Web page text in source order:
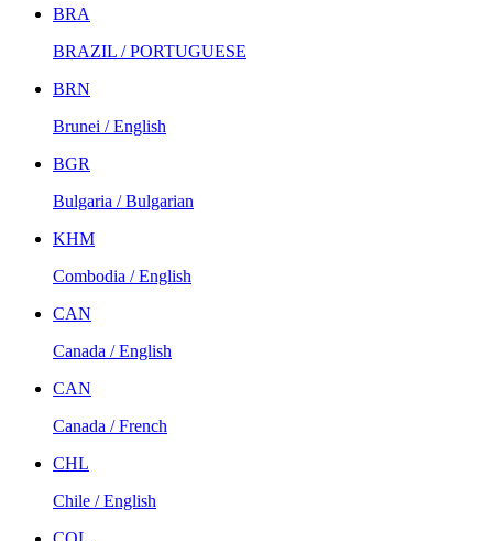
BRA
BRAZIL / PORTUGUESE
BRN
Brunei / English
BGR
Bulgaria / Bulgarian
KHM
Combodia / English
CAN
Canada / English
CAN
Canada / French
CHL
Chile / English